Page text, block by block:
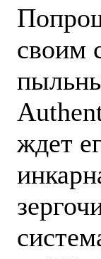
своим
ждет